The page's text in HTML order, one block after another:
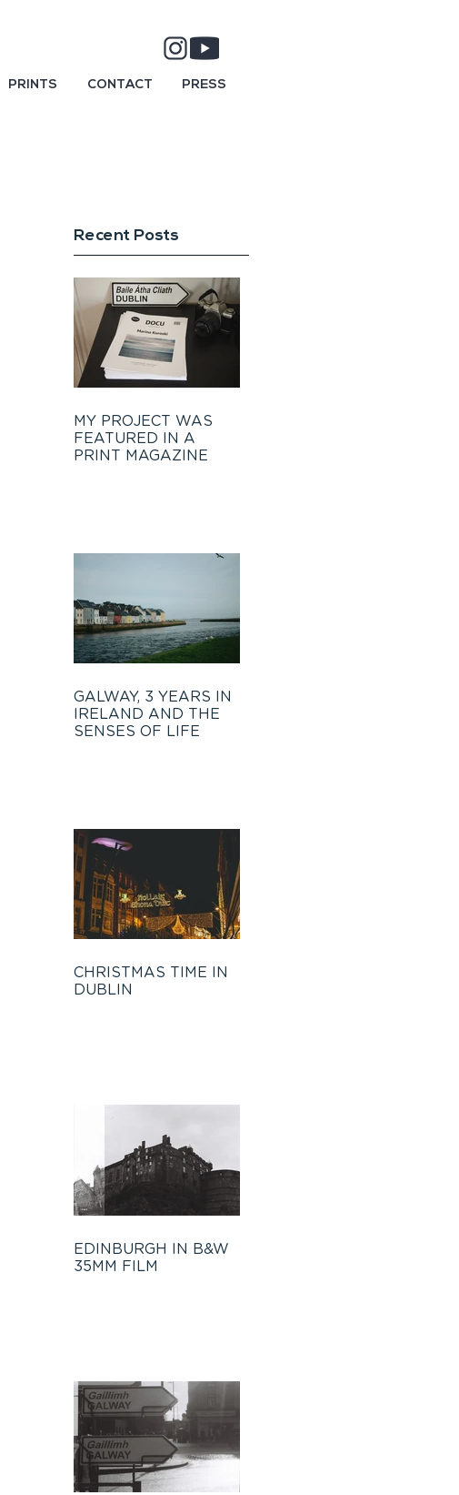
PRINTS CONTACT PRESS
Recent Posts
MY PROJECT WAS
FEATURED IN A
PRINT MAGAZINE
GALWAY, 3 YEARS IN
IRELAND AND THE
SENSES OF LIFE
CHRISTMAS TIME IN
DUBLIN
EDINBURGH IN B&W
35MM FILM